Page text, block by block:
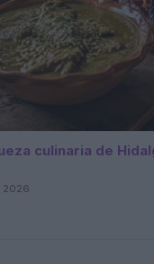
culinaria de
2026